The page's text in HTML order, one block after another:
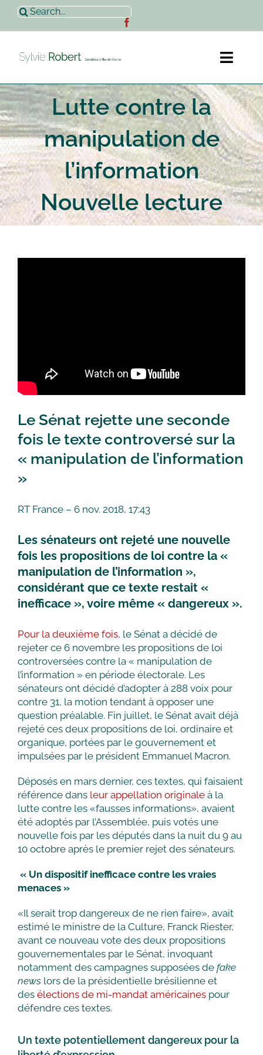
Passer
contenu
Rechercher:
Accueil
Sylvie Robert
Actualités
Contact
Lutte contre la
manipulation de
l’information
Nouvelle lecture
Le Sénat rejette une seconde
fois le texte controversé sur la
« manipulation de l’information
»
RT France – 6 nov. 2018, 17:43
Les sénateurs ont rejeté une nouvelle
fois les propositions de loi contre la «
manipulation de l’information »,
considérant que ce texte restait «
inefficace », voire même « dangereux ».
Pour la deuxième fois, le Sénat a décidé de
rejeter ce 6 novembre les propositions de loi
controversées contre la « manipulation de
l’information » en période électorale. Les
sénateurs ont décidé d’adopter à 288 voix pour
contre 31, la motion tendant à opposer une
question préalable. Fin juillet, le Sénat avait déjà
rejeté ces deux propositions de loi, ordinaire et
organique, portées par le gouvernement et
impulsées par le président Emmanuel Macron.
Déposés en mars dernier, ces textes, qui faisaient
référence dans leur appellation originale à la
lutte contre les «fausses informations», avaient
été adoptés par l’Assemblée, puis votés une
nouvelle fois par les députés dans la nuit du 9 au
10 octobre après le premier rejet des sénateurs.
« Un dispositif inefficace contre les vraies
menaces »
«Il serait trop dangereux de ne rien faire», avait
estimé le ministre de la Culture, Franck Riester,
avant ce nouveau vote des deux propositions
gouvernementales par le Sénat, invoquant
notamment des campagnes supposées de fake
news lors de la présidentielle brésilienne et
des élections de mi-mandat américaines pour
défendre ces textes.
Un texte potentiellement dangereux pour la